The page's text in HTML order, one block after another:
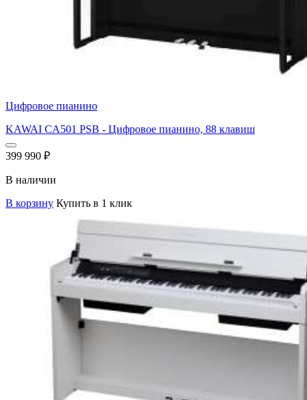
Цифровое пианино
KAWAI CA501 PSB - Цифровое пианино, 88 клавиш
399 990 ₽
В наличии
В корзину Купить в 1 клик